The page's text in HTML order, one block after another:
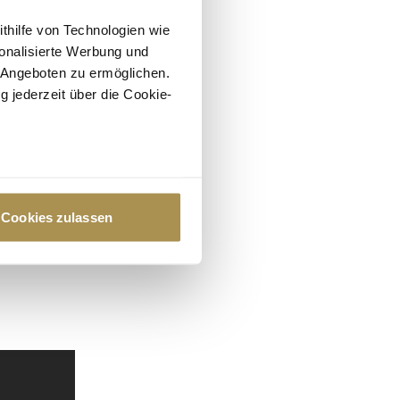
von Technologien wie
Werbung und
zu ermöglichen.
jederzeit über die Cookie-
Präferenzen im
Cookies zulassen